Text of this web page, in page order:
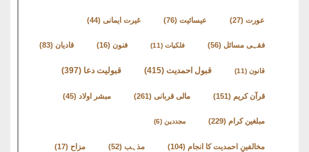
عیسائیت (76) غیرت ایمانی (44)
فقہی مسائل(56) فلکیات فنون قادیان
قبول احمدیت(415) قبولیت دعا(397)
قرآن کریم(151) مالی قربانی(261) مبشر اولاد(45)
مبلغین کرام(229) مجددین
مخالفینِ احمدیت کا انجام(104) مذہب مزاح